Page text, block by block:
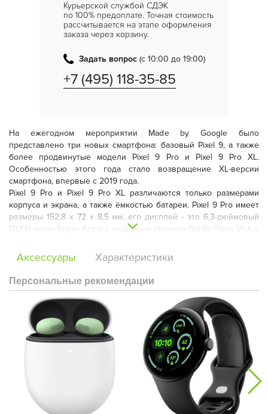
Курьерской службой СДЭК
по 100% предоплате. Точная стоимость
рассчитывается на этапе оформления
заказа через корзину.
Задать вопрос (с 10:00 до 19:00)
+7 (495) 118-35-85
На ежегодном мероприятии Made by Google было
представлено три новых смартфона: базовый Pixel 9, а также
более продвинутые модели Pixel 9 Pro и Pixel 9 Pro XL.
Особенностью этого года стало возвращение XL-версии
смартфона, впервые с 2019 года.
Pixel 9 Pro и Pixel 9 Pro XL различаются только размерами
корпуса и экрана, а также ёмкостью батареи. Pixel 9 Pro имеет
размеры 152,8 x 72 x 8,5 мм, его дисплей - это 6,3-дюймовый
OLED-экран Super Actua с защитным стеклом Gorilla Glass Victus
от 1 до 120 Гц. Батарея в этой модели на 4700 мАч,
поддерживающая быструю проводную зарядку на 27 Вт и
беспроводную на 21 Вт.
Аксессуары Характеристики
Персональные рекомендации